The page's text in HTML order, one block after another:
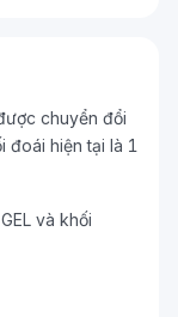
chuyển đổi
đoái hiện tại là 1
và khối